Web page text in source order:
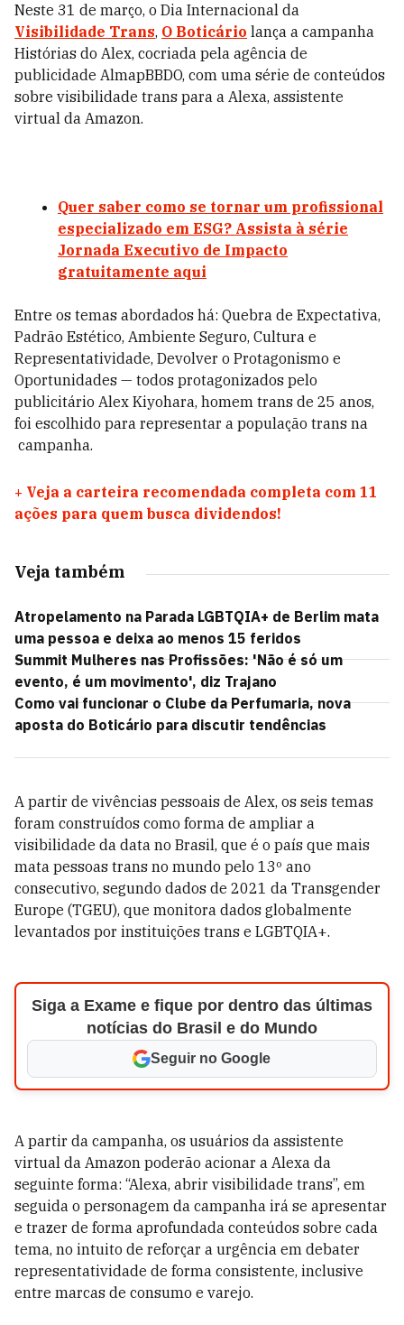
Neste 31 de março, o Dia Internacional da
Visibilidade Trans, O Boticário lança a campanha
Histórias do Alex, cocriada pela agência de
publicidade AlmapBBDO, com uma série de conteúdos
sobre visibilidade trans para a Alexa, assistente
virtual da Amazon.
Quer saber como se tornar um profissional
especializado em ESG? Assista à série
Jornada Executivo de Impacto
gratuitamente aqui
Entre os temas abordados há: Quebra de Expectativa,
Padrão Estético, Ambiente Seguro, Cultura e
Representatividade, Devolver o Protagonismo e
Oportunidades — todos protagonizados pelo
publicitário Alex Kiyohara, homem trans de 25 anos,
foi escolhido para representar a população trans na
campanha.
+ Veja a carteira recomendada completa com 11
ações para quem busca dividendos!
Veja também
Atropelamento na Parada LGBTQIA+ de Berlim mata
uma pessoa e deixa ao menos 15 feridos
Summit Mulheres nas Profissões: 'Não é só um
evento, é um movimento', diz Trajano
Como vai funcionar o Clube da Perfumaria, nova
aposta do Boticário para discutir tendências
A partir de vivências pessoais de Alex, os seis temas
foram construídos como forma de ampliar a
visibilidade da data no Brasil, que é o país que mais
mata pessoas trans no mundo pelo 13º ano
consecutivo, segundo dados de 2021 da Transgender
Europe (TGEU), que monitora dados globalmente
levantados por instituições trans e LGBTQIA+.
Siga a Exame e fique por dentro das últimas
notícias do Brasil e do Mundo
Seguir no Google
A partir da campanha, os usuários da assistente
virtual da Amazon poderão acionar a Alexa da
seguinte forma: “Alexa, abrir visibilidade trans”, em
seguida o personagem da campanha irá se apresentar
e trazer de forma aprofundada conteúdos sobre cada
tema, no intuito de reforçar a urgência em debater
representatividade de forma consistente, inclusive
entre marcas de consumo e varejo.